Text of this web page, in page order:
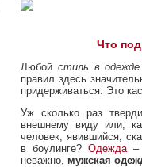
Что
Любой стиль в одежде
правил здесь
придерживаться. Это
Уж сколько раз
внешнему виду или,
человек, явившийся,
в боулинге? Одежда–
неважно, мужская